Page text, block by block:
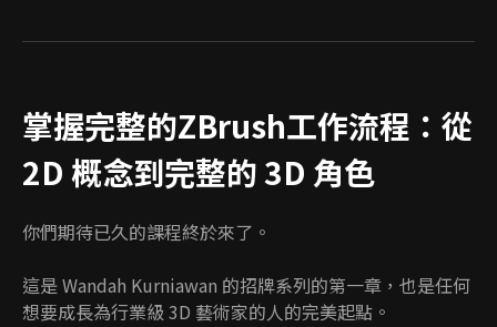
掌握完整的ZBrush工作流程：從
2D 概念到完整的 3D 角色
你們期待已久的課程終於來了。
這是 Wandah Kurniawan 的招牌系列的第一章，也是任何
想要成長為行業級 3D 藝術家的人的完美起點。